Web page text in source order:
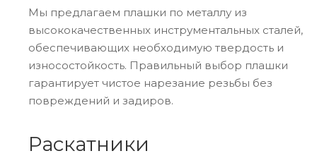
Мы предлагаем плашки по металлу из
высококачественных инструментальных сталей,
обеспечивающих необходимую твердость и
износостойкость. Правильный выбор плашки
гарантирует чистое нарезание резьбы без
повреждений и задиров.
Раскатники